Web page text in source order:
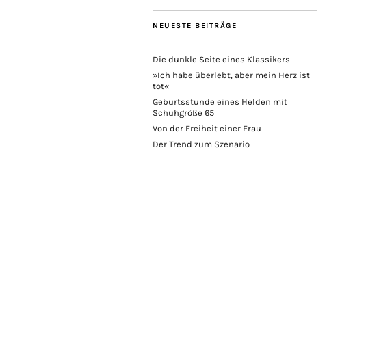
NEUESTE BEITRÄGE
Die dunkle Seite eines Klassikers
»Ich habe überlebt, aber mein Herz ist
tot«
Geburtsstunde eines Helden mit
Schuhgröße 65
Von der Freiheit einer Frau
Der Trend zum Szenario